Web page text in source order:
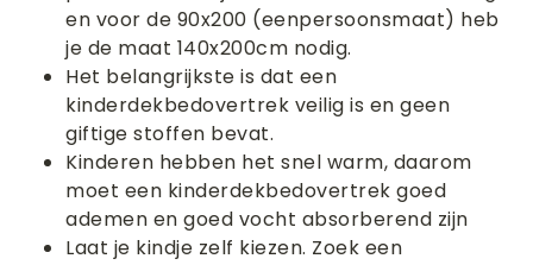
en voor de 90x200 (eenpersoonsmaat) heb
je de maat 140x200cm nodig.
Het belangrijkste is dat een
kinderdekbedovertrek veilig is en geen
giftige stoffen bevat.
Kinderen hebben het snel warm, daarom
moet een kinderdekbedovertrek goed
ademen en goed vocht absorberend zijn
Laat je kindje zelf kiezen. Zoek een